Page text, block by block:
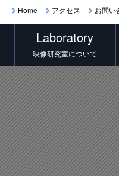
Home アクセス お問い
Laboratory
映像研究室について